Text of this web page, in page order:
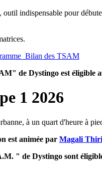
outil indispensable pour
Bilan des TSAM
de Dystingo est éligible
1 2026
à un quart d'heure à
est animée par Magali
" de Dystingo sont